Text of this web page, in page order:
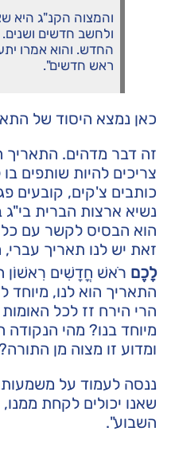
והמצוה הקנ"ג היא
ולחשב חדשים ושנים.
החדש. והוא אמרו
ראש חדשים".
כאן נמצא היסוד של
זה דבר מדהים. התאריך
צריכים להיות שותפים
כותבים צ'קים, קובעים
נשיא ארצות הברית
הוא הבסיס לקשר עם
זאת יש לנו תאריך
לָכֶם רֹאשׁ חֳדָשִׁים רִאשׁוֹן
התאריך הוא לנו, מיוחד
הרי הירח זז לכל
מיוחד בנו? מהי
ומדוע זו מצוה מן
ננסה לעמוד על
שאנו יכולים לקחת
השבוע".